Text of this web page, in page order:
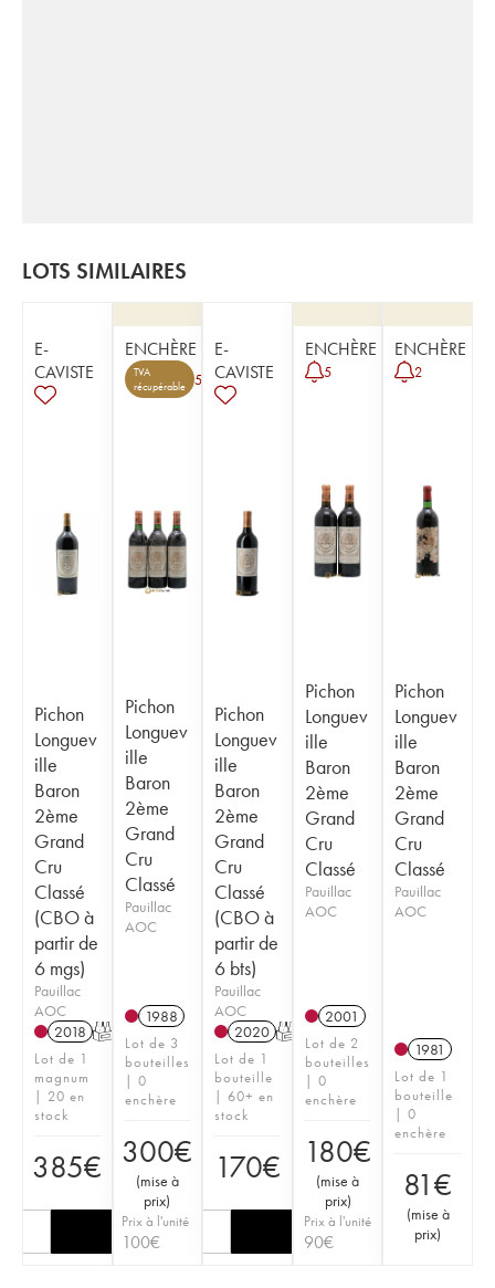
LOTS SIMILAIRES
E-
CAVISTE
Pichon
Longuev
ille
Baron
2ème
Grand
Cru
Classé
(CBO à
partir de
6 mgs)
Pauillac
AOC
2018 T
Lot de 1
magnum
| 20 en
stock
385€
ENCHÈRE
TVA
récupérable
5
Pichon
Longuev
ille
Baron
2ème
Grand
Cru
Classé
Pauillac
AOC
1988
Lot de 3
bouteilles
| 0
enchère
300€
(mise à
prix)
Prix à l'unité
100€
E-
CAVISTE
Pichon
Longuev
ille
Baron
2ème
Grand
Cru
Classé
(CBO à
partir de
6 bts)
Pauillac
AOC
2020 T
Lot de 1
bouteille
| 60+ en
stock
170€
ENCHÈRE
5
Pichon
Longuev
ille
Baron
2ème
Grand
Cru
Classé
Pauillac
AOC
2001
Lot de 2
bouteilles
| 0
enchère
180€
(mise à
prix)
Prix à l'unité
90€
ENCHÈRE
2
Pichon
Longuev
ille
Baron
2ème
Grand
Cru
Classé
Pauillac
AOC
1981
Lot de 1
bouteille
| 0
enchère
81€
(mise à
prix)